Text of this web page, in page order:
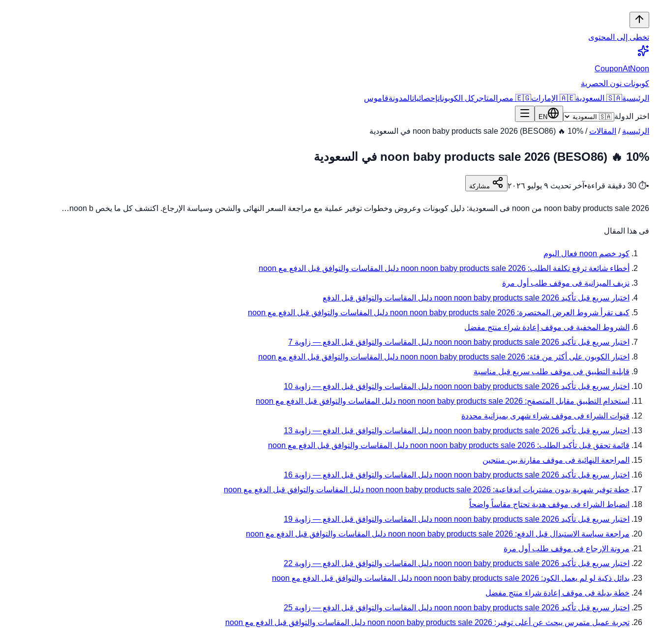
تخطى إلى المحتوى
CouponAtNoon
كوبونات نون الحصرية
الرئيسية🇸🇦 السعودية 🇦🇪 الإمارات 🇪🇬 مصر المتاجر كل الكوبوناتإحصائياتالمدونةقاموس
اختر الدولة EN
الرئيسية / المقالات / noon baby products sale 2026 (BESO86) 🔥 10% في السعودية
noon baby products sale 2026 (BESO86) 🔥 10% في السعودية
•
⏱
30 دقيقة قراءة• آخر تحديث ٩ يوليو ٢٠٢٦ مشاركة
noon baby products sale 2026 من noon فى السعودية: دليل كوبونات وعروض وخطوات توفير عملية مع مراجعة السعر النهائى والشحن وسياسة الإرجاع. اكتشف كل ما يخص noon b…
فى هذا المقال
كود خصم noon فعال اليوم
أخطاء شائعة ترفع تكلفة الطلب: noon noon baby products sale 2026 دليل المقاسات والتوافق قبل الدفع مع noon
نزيف الميزانية فى موقف طلب أول مرة
اختبار سريع قبل تأكيد noon noon baby products sale 2026 دليل المقاسات والتوافق قبل الدفع
كيف تقرأ شروط العرض المختصرة: noon noon baby products sale 2026 دليل المقاسات والتوافق قبل الدفع مع noon
الشروط المخفية فى موقف إعادة شراء منتج مفضل
اختبار سريع قبل تأكيد noon noon baby products sale 2026 دليل المقاسات والتوافق قبل الدفع — زاوية 7
اختبار الكوبون على أكثر من فئة: noon noon baby products sale 2026 دليل المقاسات والتوافق قبل الدفع مع noon
قابلية التطبيق فى موقف طلب سريع قبل مناسبة
اختبار سريع قبل تأكيد noon noon baby products sale 2026 دليل المقاسات والتوافق قبل الدفع — زاوية 10
استخدام التطبيق مقابل المتصفح: noon noon baby products sale 2026 دليل المقاسات والتوافق قبل الدفع مع noon
قنوات الشراء فى موقف شراء شهرى بميزانية محددة
اختبار سريع قبل تأكيد noon noon baby products sale 2026 دليل المقاسات والتوافق قبل الدفع — زاوية 13
قائمة تحقق قبل تأكيد الطلب: noon noon baby products sale 2026 دليل المقاسات والتوافق قبل الدفع مع noon
المراجعة النهائية فى موقف مقارنة بين منتجين
اختبار سريع قبل تأكيد noon noon baby products sale 2026 دليل المقاسات والتوافق قبل الدفع — زاوية 16
خطة توفير شهرية بدون مشتريات اندفاعية: noon noon baby products sale 2026 دليل المقاسات والتوافق قبل الدفع مع noon
انضباط الشراء فى موقف هدية تحتاج مقاساً واضحاً
اختبار سريع قبل تأكيد noon noon baby products sale 2026 دليل المقاسات والتوافق قبل الدفع — زاوية 19
مراجعة سياسة الاستبدال قبل الدفع: noon noon baby products sale 2026 دليل المقاسات والتوافق قبل الدفع مع noon
مرونة الإرجاع فى موقف طلب أول مرة
اختبار سريع قبل تأكيد noon noon baby products sale 2026 دليل المقاسات والتوافق قبل الدفع — زاوية 22
بدائل ذكية لو لم يعمل الكود: noon noon baby products sale 2026 دليل المقاسات والتوافق قبل الدفع مع noon
خطة بديلة فى موقف إعادة شراء منتج مفضل
اختبار سريع قبل تأكيد noon noon baby products sale 2026 دليل المقاسات والتوافق قبل الدفع — زاوية 25
تجربة عميل متمرس يبحث عن أعلى توفير: noon noon baby products sale 2026 دليل المقاسات والتوافق قبل الدفع مع noon